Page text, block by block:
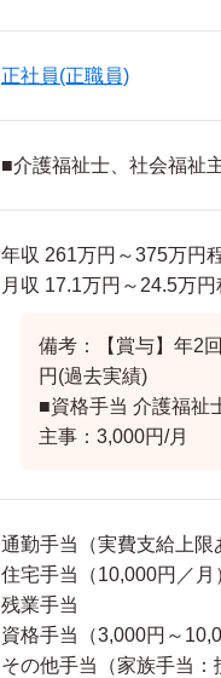
正社員(正職員)
■介護福祉士、社会福祉
年収 261万円～375万円
月収 17.1万円～24.5万
備考：【賞与】年2
円(過去実績)
■資格手当 介護福祉
主事：3,000円/月
通勤手当（実費支給上限
住宅手当（10,000円／月
残業手当
資格手当（3,000円～
その他手当（家族手当